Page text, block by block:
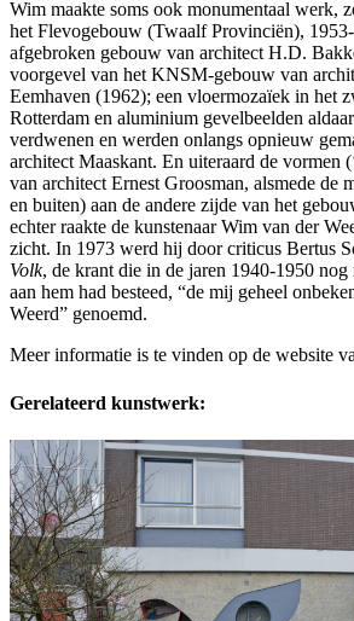
Wim maakte soms ook monumentaal werk,
het Flevogebouw (Twaalf Provinciën),
afgebroken gebouw van architect H.D.
voorgevel van het KNSM-gebouw van
Eemhaven (1962); een vloermozaïek in het
Rotterdam en aluminium gevelbeelden
verdwenen en werden onlangs opnieuw
architect Maaskant. En uiteraard de vormen
van architect Ernest Groosman, alsmede de
en buiten) aan de andere zijde van het
echter raakte de kunstenaar Wim van der
zicht. In 1973 werd hij door criticus Bertus
Volk, de krant die in de jaren 1940-1950 nog
aan hem had besteed, “de mij geheel
Weerd” genoemd.
Meer informatie is te vinden op de website
Gerelateerd kunstwerk: